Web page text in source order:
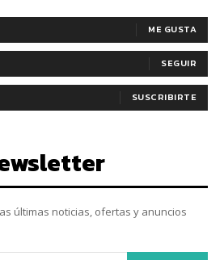
ME GUSTA
SEGUIR
SUSCRIBIRTE
últimas noticias, ofertas y anuncios